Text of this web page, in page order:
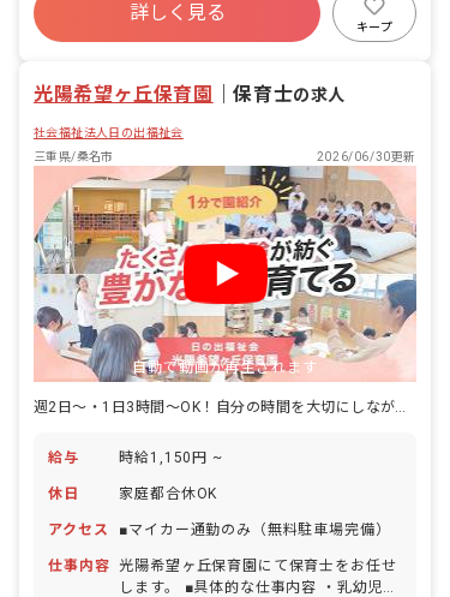
福利厚生充実
退職金制度
詳しく見る
キープ
光陽希望ヶ丘保育園 ｜保育士の求人
社会福祉法人日の出福祉会
三重県/桑名市
2026/06/30更新
自動で動画が再生されます
給与 時給1,150円 ~
休日 家庭都合休OK
アクセス ■マイカー通勤のみ（無料駐車場完備）
仕事内容
光陽希望ヶ丘保育園にて保育士をお任せ
します。 ■具体的な仕事内容 ・乳幼児保